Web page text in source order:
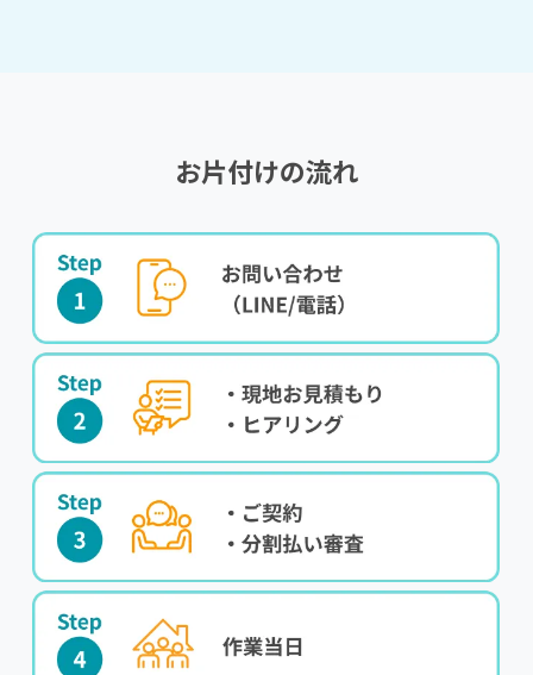
お片付けの流れ